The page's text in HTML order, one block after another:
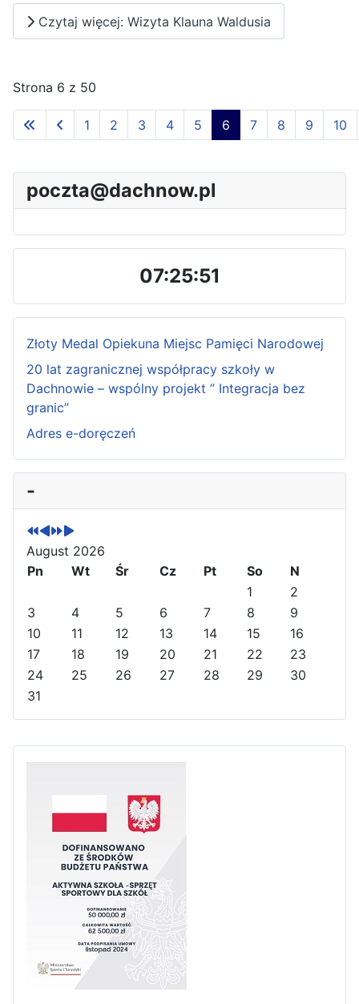
Czytaj więcej: Wizyta Klauna Waldusia
Strona 6 z 50
1 2 3 4 5 6 7 8 9 10
poczta@dachnow.pl
07:25:52
Złoty Medal Opiekuna Miejsc Pamięci Narodowej
20 lat zagranicznej współpracy szkoły w
Dachnowie – wspólny projekt ” Integracja bez
granic”
Adres e-doręczeń
-
P
r
e
v
i
o
s
Y
e
a
P
e
v
i
o
M
o
n
h
N
x
t
Y
N
x
t
M
August 2026
Pn
Wt Śr Cz Pt So
N
1
2
3
4 5 6 7 8
9
10
11 12 13 14 15
16
17
18 19 20 21 22
23
24
25 26 27 28 29
30
31